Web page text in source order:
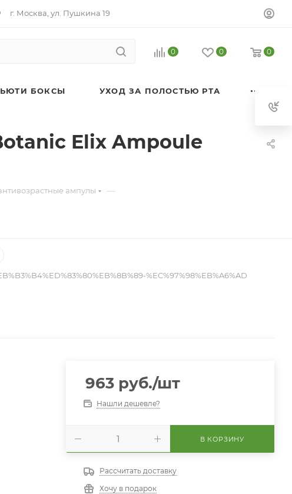
г. Москва, ул. Пушкина 19
0 0 0
БОКСЫ УХОД ЗА ПОЛОСТЬЮ РТА
Elix Ampoule
ампулы —
%EC%97%98%EB%A6%AD
963руб./шт
Нашли дешевле?
В КОРЗИНУ
Рассчитать доставку
Хочу в подарок